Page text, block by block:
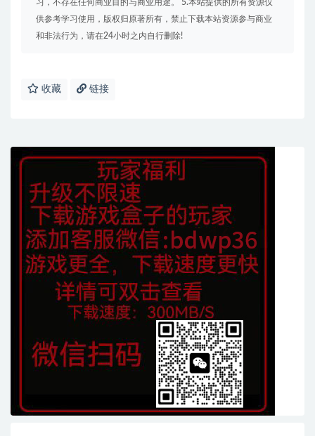
习，不存在任何商业目的与商业用途。 5.本站提供的所有资源仅
供参考学习使用，版权归原著所有，禁止下载本站资源参与商业
和非法行为，请在24小时之内自行删除!
收藏 链接